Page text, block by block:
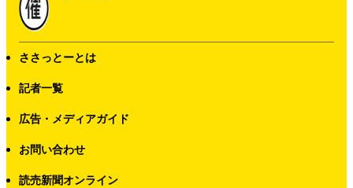
ささっとーとは
記者一覧
広告・メディアガイド
お問い合わせ
読売新聞オンライン